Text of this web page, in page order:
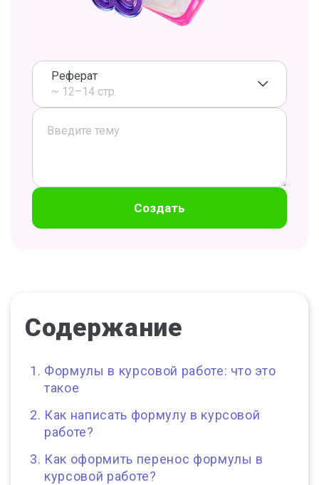
Реферат
~ 12–14 стр.
Создать
Содержание
Формулы в курсовой работе: что это
такое
Как написать формулу в курсовой
работе?
Как оформить перенос формулы в
курсовой работе?